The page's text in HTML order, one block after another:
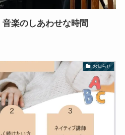
楽のしあわせな時間
お知らせ